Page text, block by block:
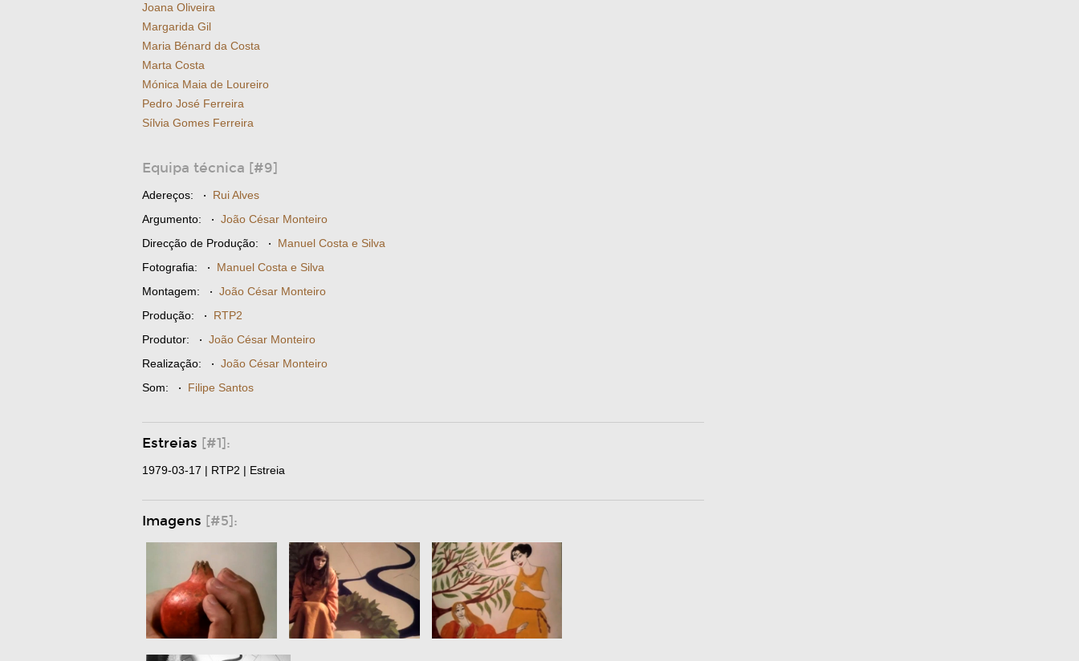
Joana Oliveira
Margarida Gil
Maria Bénard da Costa
Marta Costa
Mónica Maia de Loureiro
Pedro José Ferreira
Sílvia Gomes Ferreira
Equipa técnica [#9]
Adereços: · Rui Alves
Argumento: · João César Monteiro
Direcção de Produção: · Manuel Costa e Silva
Fotografia: · Manuel Costa e Silva
Montagem: · João César Monteiro
Produção: · RTP2
Produtor: · João César Monteiro
Realização: · João César Monteiro
Som: · Filipe Santos
Estreias [#1]:
1979-03-17 | RTP2 | Estreia
Imagens [#5]: